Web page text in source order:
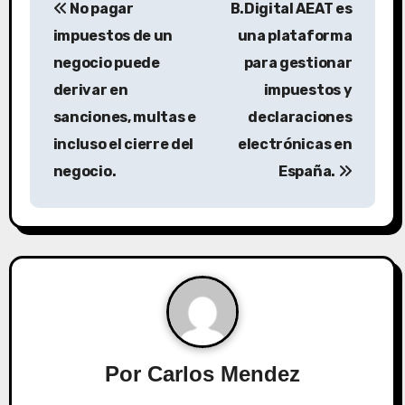
c
i
No pagar
impuestos de un
negocio puede
derivar en
sanciones, multas e
incluso el cierre del
negocio.
B.Digital AEAT es
una plataforma
para gestionar
impuestos y
declaraciones
electrónicas en
España.
Por Carlos Mendez